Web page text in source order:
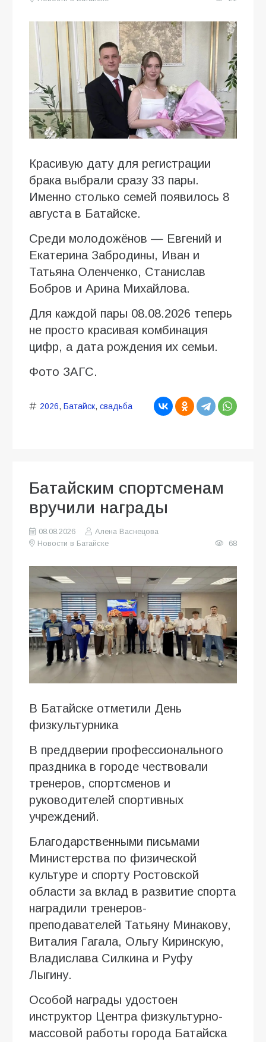
Красивую дату для регистрации
брака выбрали сразу 33 пары.
Именно столько семей появилось 8
августа в Батайске.
Среди молодожёнов — Евгений и
Екатерина Забродины, Иван и
Татьяна Оленченко, Станислав
Бобров и Арина Михайлова.
Для каждой пары 08.08.2026 теперь
не просто красивая комбинация
цифр, а дата рождения их семьи.
Фото ЗАГС.
2026, Батайск, свадьба
Батайским спортсменам
вручили награды
08.08.2026
Алена Васнецова
Новости в Батайске
68
В Батайске отметили День
физкультурника
В преддверии профессионального
праздника в городе чествовали
тренеров, спортсменов и
руководителей спортивных
учреждений.
Благодарственными письмами
Министерства по физической
культуре и спорту Ростовской
области за вклад в развитие спорта
наградили тренеров-
преподавателей Татьяну Минакову,
Виталия Гагала, Ольгу Киринскую,
Владислава Силкина и Руфу
Лыгину.
Особой награды удостоен
инструктор Центра физкультурно-
массовой работы города Батайска